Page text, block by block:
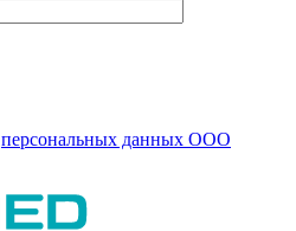
персональных данных ООО